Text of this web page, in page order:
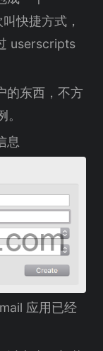
快捷方式，
userscripts
的东西，不方
息
应用已经